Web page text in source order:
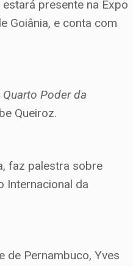
presente na Expo
Goiânia, e conta com
Poder da
Queiroz.
faz palestra sobre
Internacional da
de Pernambuco, Yves